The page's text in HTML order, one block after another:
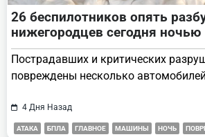
26 беспилотников опять
нижегородцев сегодня ночью
Пострадавших и критических
повреждены несколько
4 Дня Назад
АТАКА БПЛА ГЛАВНОЕ МАШИНЫ НОЧЬ